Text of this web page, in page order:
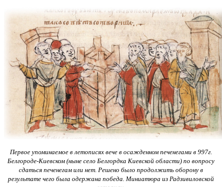
Первое упоминаемое в летописях вече в осажденном печенегами в 997г.
Белгороде-Киевском (ныне село Белгордка Киевской области) по вопросу
сдаться печенегам или нет. Решено было продолжить оборону в
результате чего была одержана победа. Миниатюра из Радзивиловской